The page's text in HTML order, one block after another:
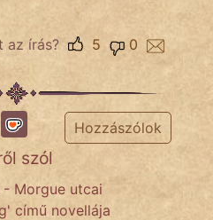
az írás? 0
5
Hozzászólok
szól
- Morgue utcai
című novellája